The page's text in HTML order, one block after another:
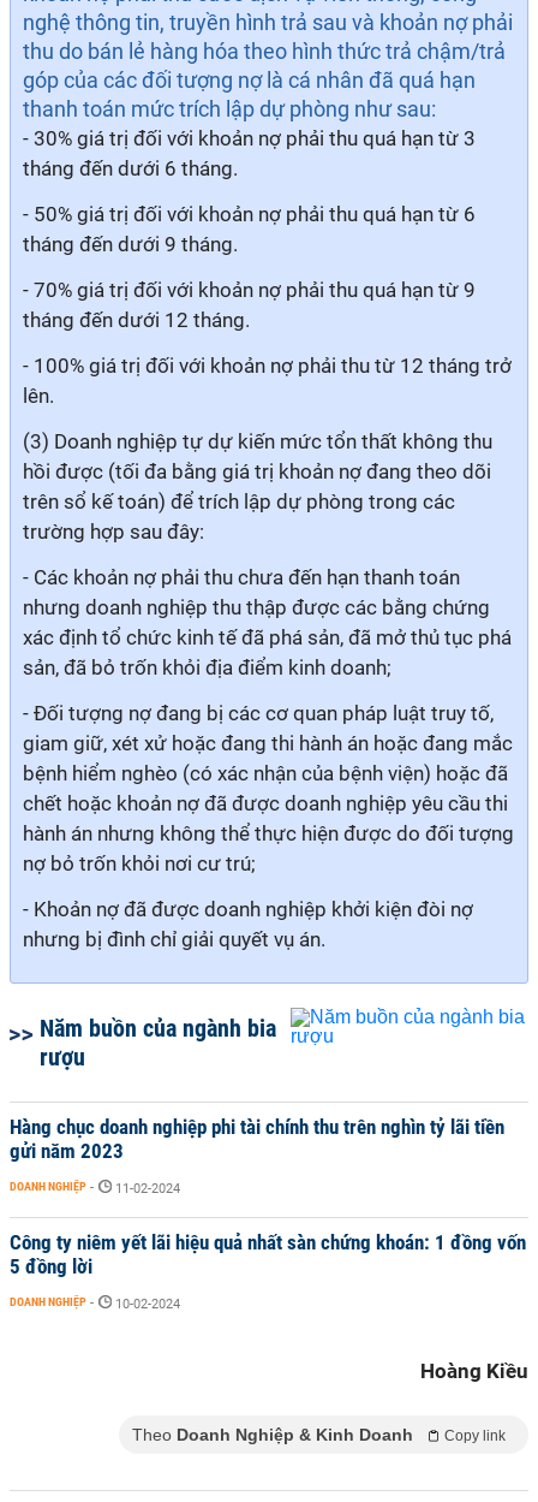
nghệ thông tin, truyền hình trả sau và khoản nợ phải
thu do bán lẻ hàng hóa theo hình thức trả chậm/trả
góp của các đối tượng nợ là cá nhân đã quá hạn
thanh toán mức trích lập dự phòng như sau:
- 30% giá trị đối với khoản nợ phải thu quá hạn từ 3
tháng đến dưới 6 tháng.
- 50% giá trị đối với khoản nợ phải thu quá hạn từ 6
tháng đến dưới 9 tháng.
- 70% giá trị đối với khoản nợ phải thu quá hạn từ 9
tháng đến dưới 12 tháng.
- 100% giá trị đối với khoản nợ phải thu từ 12 tháng trở
lên.
(3) Doanh nghiệp tự dự kiến mức tổn thất không thu
hồi được (tối đa bằng giá trị khoản nợ đang theo dõi
trên sổ kế toán) để trích lập dự phòng trong các
trường hợp sau đây:
- Các khoản nợ phải thu chưa đến hạn thanh toán
nhưng doanh nghiệp thu thập được các bằng chứng
xác định tổ chức kinh tế đã phá sản, đã mở thủ tục phá
sản, đã bỏ trốn khỏi địa điểm kinh doanh;
- Đối tượng nợ đang bị các cơ quan pháp luật truy tố,
giam giữ, xét xử hoặc đang thi hành án hoặc đang mắc
bệnh hiểm nghèo (có xác nhận của bệnh viện) hoặc đã
chết hoặc khoản nợ đã được doanh nghiệp yêu cầu thi
hành án nhưng không thể thực hiện được do đối tượng
nợ bỏ trốn khỏi nơi cư trú;
- Khoản nợ đã được doanh nghiệp khởi kiện đòi nợ
nhưng bị đình chỉ giải quyết vụ án.
Năm buồn của ngành bia
rượu
Hàng chục doanh nghiệp phi tài chính thu trên nghìn tỷ lãi tiền
gửi năm 2023
DOANH NGHIỆP - 11-02-2024
Công ty niêm yết lãi hiệu quả nhất sàn chứng khoán: 1 đồng vốn
5 đồng lời
DOANH NGHIỆP - 10-02-2024
Hoàng Kiều
Theo Doanh Nghiệp & Kinh Doanh Copy link